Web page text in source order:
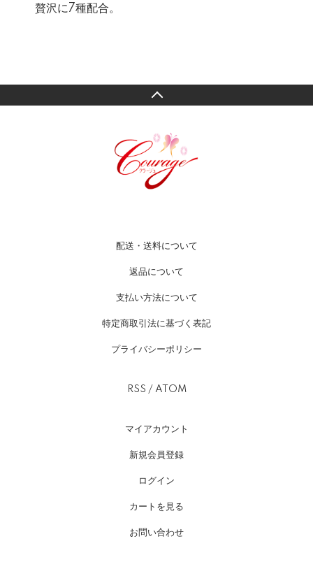
贅沢に7種配合。
配送・送料について
返品について
支払い方法について
特定商取引法に基づく表記
プライバシーポリシー
RSS / ATOM
マイアカウント
新規会員登録
ログイン
カートを見る
お問い合わせ